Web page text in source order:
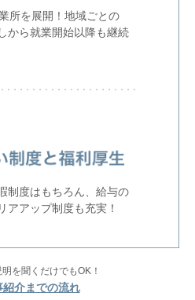
所を展開！地域ごとの
から就業開始以降も継続
制度はもちろん、給与の
アアップ制度も充実！
を聞くだけでもOK！
紹介までの流れ